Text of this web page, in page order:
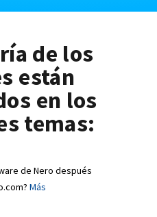
de los
están
en los
temas:
de Nero después
Más